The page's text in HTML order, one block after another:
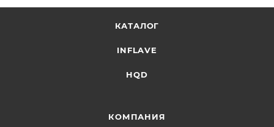
КАТАЛОГ
INFLAVE
HQD
КОМПАНИЯ